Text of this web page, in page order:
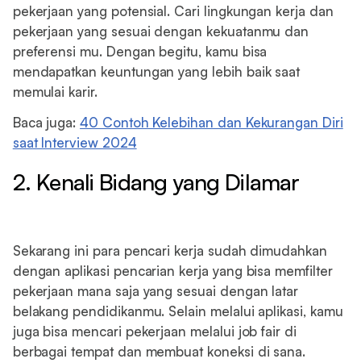
pekerjaan yang potensial. Cari lingkungan kerja dan
pekerjaan yang sesuai dengan kekuatanmu dan
preferensi mu. Dengan begitu, kamu bisa
mendapatkan keuntungan yang lebih baik saat
memulai karir.
Baca juga:40 Contoh Kelebihan dan Kekurangan Diri
saat Interview 2024
2. Kenali Bidang yang Dilamar
Sekarang ini para pencari kerja sudah dimudahkan
dengan aplikasi pencarian kerja yang bisa memfilter
pekerjaan mana saja yang sesuai dengan latar
belakang pendidikanmu. Selain melalui aplikasi, kamu
juga bisa mencari pekerjaan melalui job fair di
berbagai tempat dan membuat koneksi di sana.